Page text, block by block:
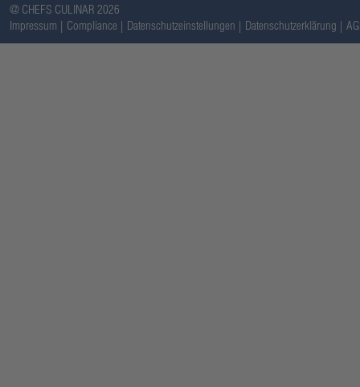
@ CHEFS CULINAR 2026
Impressum
Compliance Datenschutzeinstellungen Datenschutzerklärung